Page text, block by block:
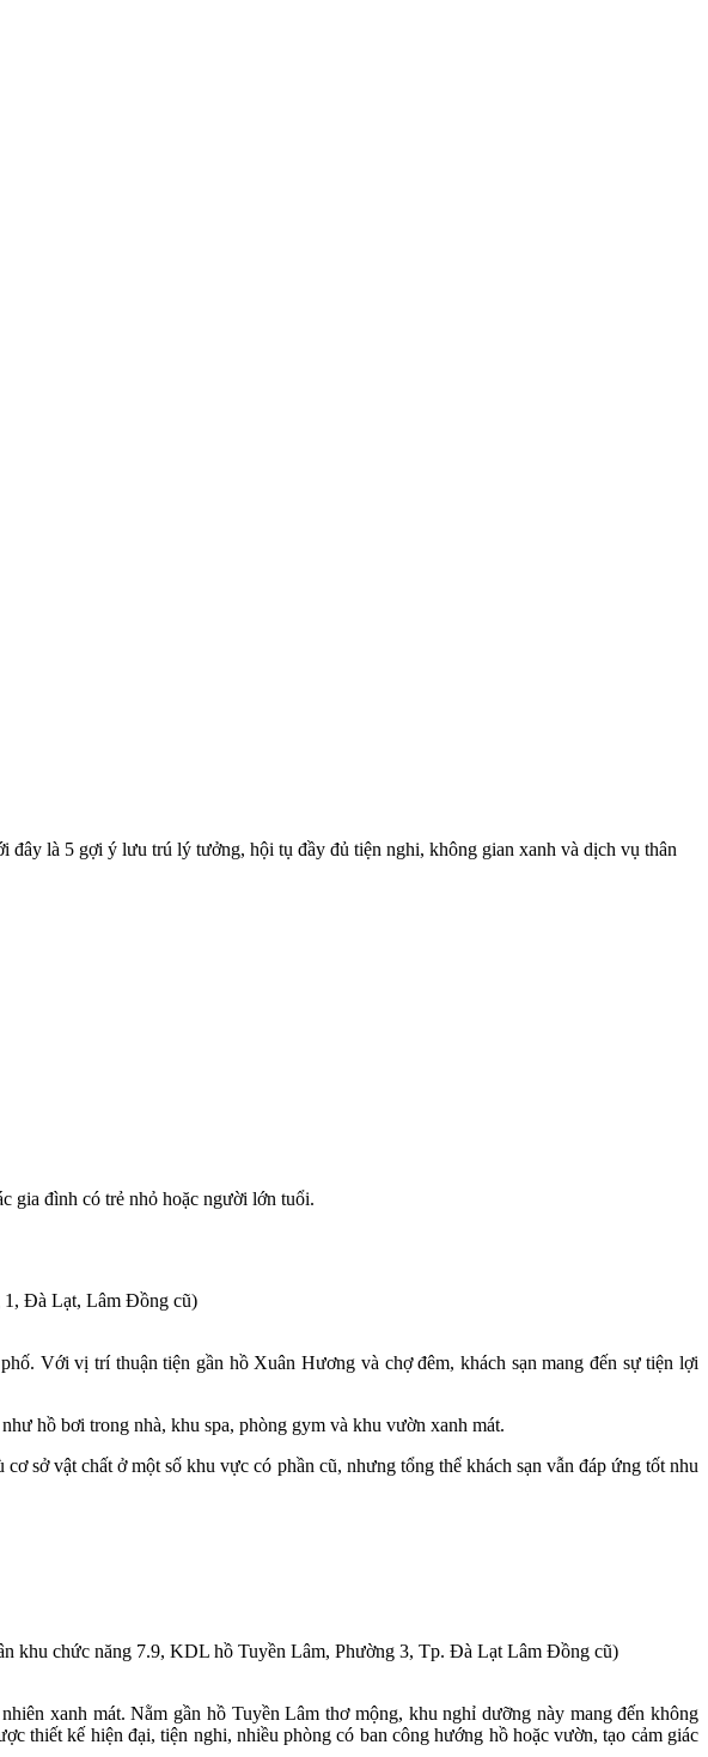
là 5 gợi ý lưu trú lý tưởng, hội tụ đầy đủ tiện nghi, không gian xanh và dịch vụ thân
gia đình có trẻ nhỏ hoặc người lớn tuổi.
1, Đà Lạt, Lâm Đồng cũ)
Với vị trí thuận tiện gần hồ Xuân Hương và chợ đêm, khách sạn mang đến sự tiện lợi
hồ bơi trong nhà, khu spa, phòng gym và khu vườn xanh mát.
sở vật chất ở một số khu vực có phần cũ, nhưng tổng thể khách sạn vẫn đáp ứng tốt nhu
khu chức năng 7.9, KDL hồ Tuyền Lâm, Phường 3, Tp. Đà Lạt Lâm Đồng cũ)
xanh mát. Nằm gần hồ Tuyền Lâm thơ mộng, khu nghỉ dưỡng này mang đến không
thiết kế hiện đại, tiện nghi, nhiều phòng có ban công hướng hồ hoặc vườn, tạo cảm giác